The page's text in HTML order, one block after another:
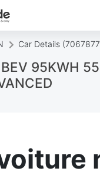
web
et
Car Details
95KWH 55